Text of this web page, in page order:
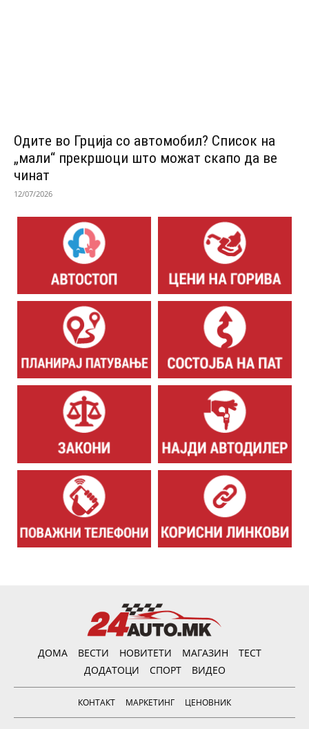
Одитe во Грција со автомобил? Список на
„мали“ прекршоци што можат скапо да ве
чинат
12/07/2026
ДОМА ВЕСТИ НОВИТЕТИ МАГАЗИН
ТЕСТ
ДОДАТОЦИ
СПОРТ ВИДЕО
КОНТАКТ МАРКЕТИНГ ЦЕНОВНИК